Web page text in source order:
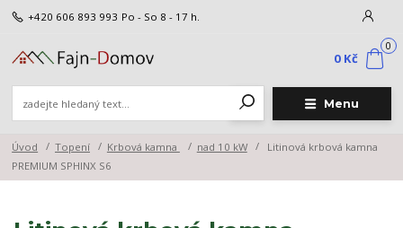
Menu
+420 606 893 993 Po - So 8 - 17 h.
0
0 Kč
Úvod Topení Krbová kamna nad 10 kW
Litinová krbová kamna
PREMIUM SPHINX S6